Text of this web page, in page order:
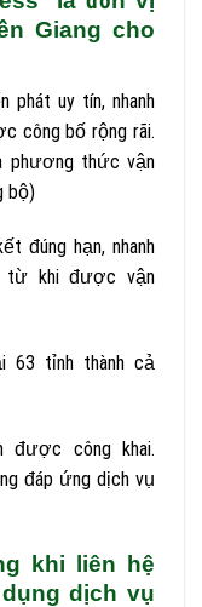
Giang cho
phát uy tín, nhanh
công bố rộng rãi.
phương thức vận
bộ)
đúng hạn, nhanh
từ khi được vận
63 tỉnh thành cả
được công khai.
đáp ứng dịch vụ
khi liên hệ
dịch vụ